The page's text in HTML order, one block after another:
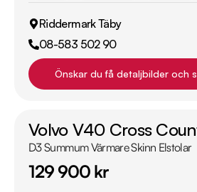
Riddermark Täby
08-583 502 90
Önskar du få detaljbilder och
Volvo V40 Cross
D3 Summum Värmare Skinn Elstolar
129 900 kr